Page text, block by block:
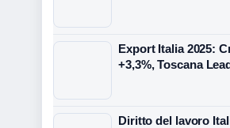
Export Italia 2025:
+3,3%, Toscana
Diritto del lavoro